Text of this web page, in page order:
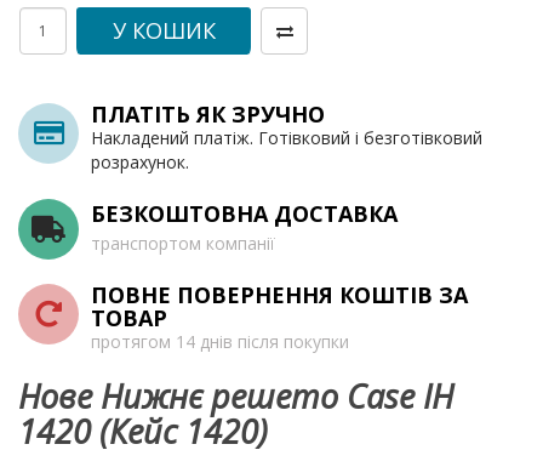
У КОШИК
ПЛАТІТЬ ЯК ЗРУЧНО
Накладений платіж. Готівковий і безготівковий
розрахунок.
БЕЗКОШТОВНА ДОСТАВКА
транспортом компанії
ПОВНЕ ПОВЕРНЕННЯ КОШТІВ ЗА
ТОВАР
протягом 14 днів після покупки
Нове Нижнє решето Case IH
1420 (Кейс 1420)